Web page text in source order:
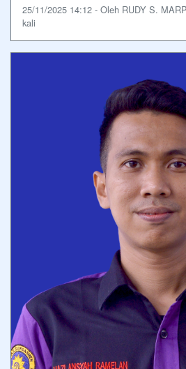
25/11/2025 14:12 - Oleh RUDY S.
kali